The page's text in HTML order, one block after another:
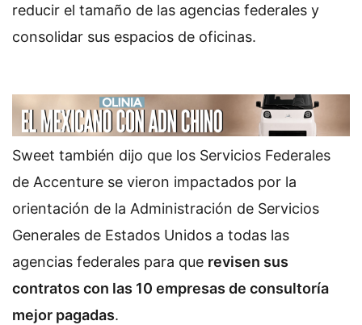
reducir el tamaño de las agencias federales y
consolidar sus espacios de oficinas.
Sweet también dijo que los Servicios Federales
de Accenture se vieron impactados por la
orientación de la Administración de Servicios
Generales de Estados Unidos a todas las
agencias federales para que revisen sus
contratos con las 10 empresas de consultoría
mejor pagadas.